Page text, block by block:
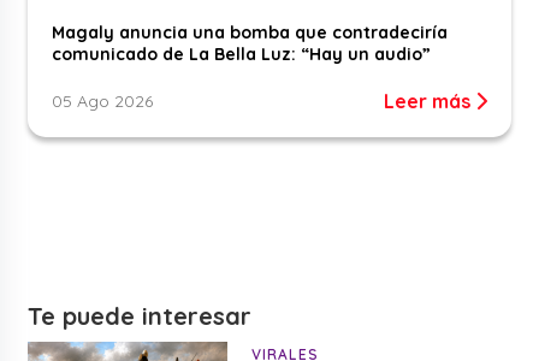
Magaly anuncia una bomba que contradeciría
comunicado de La Bella Luz: “Hay un audio”
05 Ago 2026 Leer más
Te puede interesar
VIRALES